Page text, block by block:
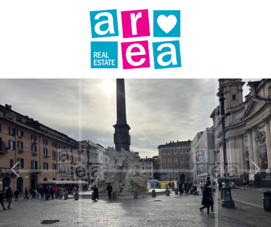
UNA
PROPRIETÀ
LAVORA
CON
Qualsiasi
Vendita
Affitto